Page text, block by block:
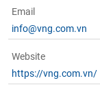
Email
info@vng.com.vn
Website
https://vng.com.vn/